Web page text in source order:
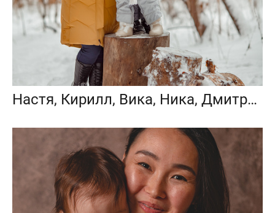
Настя, Кирилл, Вика, Ника, Дмитрий и бабушка